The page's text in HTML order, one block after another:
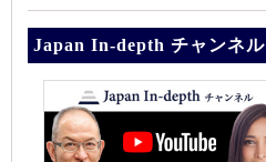
Japan In-depth チャンネル